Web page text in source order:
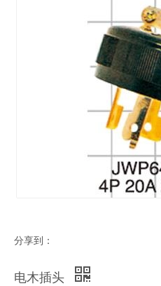
分享到：
电木插头